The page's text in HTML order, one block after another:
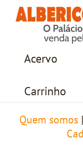
Acervo
Carrinho
Quem somos